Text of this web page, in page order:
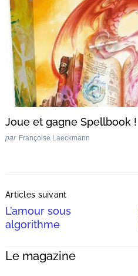
Joue et gagne Spellbook !
par Françoise Laeckmann
Navigation
Articles suivant
L’amour sous
algorithme
Le magazine